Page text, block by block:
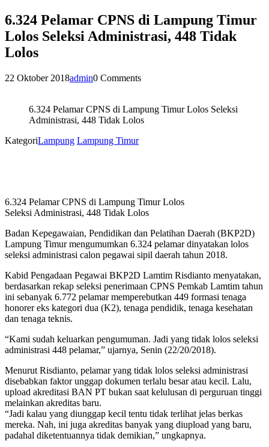
6.324 Pelamar CPNS di Lampung Timur
Lolos Seleksi Administrasi, 448 Tidak
Lolos
22 Oktober 2018admin0 Comments
6.324 Pelamar CPNS di Lampung Timur Lolos Seleksi
Administrasi, 448 Tidak Lolos
KategoriLampung Lampung Timur
6.324 Pelamar CPNS di Lampung Timur Lolos
Seleksi Administrasi, 448 Tidak Lolos
Badan Kepegawaian, Pendidikan dan Pelatihan Daerah (BKP2D)
Lampung Timur mengumumkan 6.324 pelamar dinyatakan lolos
seleksi administrasi calon pegawai sipil daerah tahun 2018.
Kabid Pengadaan Pegawai BKP2D Lamtim Risdianto menyatakan,
berdasarkan rekap seleksi penerimaan CPNS Pemkab Lamtim tahun
ini sebanyak 6.772 pelamar memperebutkan 449 formasi tenaga
honorer eks kategori dua (K2), tenaga pendidik, tenaga kesehatan
dan tenaga teknis.
“Kami sudah keluarkan pengumuman. Jadi yang tidak lolos seleksi
administrasi 448 pelamar,” ujarnya, Senin (22/20/2018).
Menurut Risdianto, pelamar yang tidak lolos seleksi administrasi
disebabkan faktor unggap dokumen terlalu besar atau kecil. Lalu,
upload akreditasi BAN PT bukan saat kelulusan di perguruan tinggi
melainkan akreditas baru.
“Jadi kalau yang diunggap kecil tentu tidak terlihat jelas berkas
mereka. Nah, ini juga akreditas banyak yang diupload yang baru,
padahal diketentuannya tidak demikian,” ungkapnya.